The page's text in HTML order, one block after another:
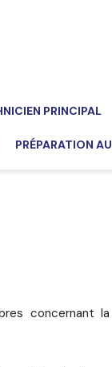
PRINCIPAL
PRÉPARATION
concernant